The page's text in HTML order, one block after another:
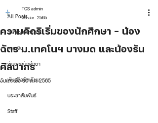
All Posts
จากใจเลขาธิการ
การเงิน
พันธกิจนักศึกษา
พันธกิจนักเรียน
ประชาสัมพันธ์
Staff
ความคิดริเริ่มของนักศึกษา - น้อง
ฉัตร ม.เทคโนฯ บางมด และน้องรัน
ศิลปากร
TCS admin
30 ส.ค. 2565
อัปเดตเมื่อ30 ส.ค. 2565